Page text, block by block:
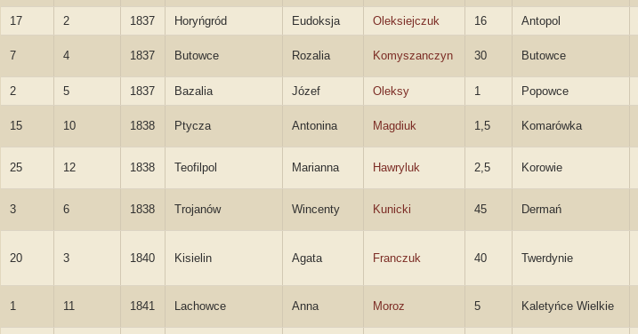
17 2 1837 Horyńgród Eudoksja Oleksiejczuk 16 Antopol
7 4 1837 Butowce Rozalia Komyszanczyn 30 Butowce
2 5 1837 Bazalia Józef Oleksy 1 Popowce
15 10 1838 Ptycza Antonina Magdiuk 1,5 Komarówka
25 12 1838 Teofilpol Marianna Hawryluk 2,5 Korowie
3 6 1838 Trojanów Wincenty Kunicki 45 Dermań
20 3 1840 Kisielin Agata Franczuk 40 Twerdynie
1 11 1841 Lachowce Anna Moroz 5 Kaletyńce Wielkie